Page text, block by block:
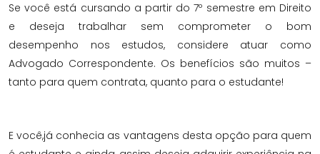
Se você está cursando a partir do 7º semestre em Direito
e deseja trabalhar sem comprometer o bom
desempenho nos estudos, considere atuar como
Advogado Correspondente. Os benefícios são muitos –
tanto para quem contrata, quanto para o estudante!
E você,já conhecia as vantagens desta opção para quem